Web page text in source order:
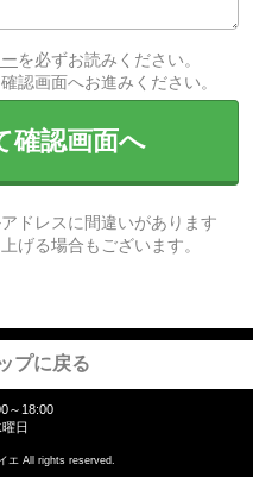
を必ずお読みください。
認画面へお進みください。
確認画面へ
ドレスに間違いがあります
げる場合もございます。
プに戻る
～18:00
日
エ All rights reserved.